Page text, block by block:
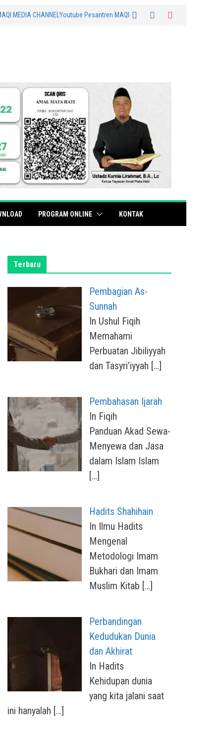
MEDIA CHANNEL Youtube Pesantren MAQI
PROGRAM ONLINE KONTAK
Terbaru
Pembagian As-
Sunnah
In Ushul Fiqih
Memahami
Perbuatan Jibiliyyah
dan Tasyri’iyyah […]
Pembahasan Ijarah
In Fiqih
Panduan Akad Sewa-
Menyewa dan Jasa
dalam Islam Islam
[…]
Hadits Shahihain
In Ilmu Hadits
Mengenal
Metodologi Imam
Bukhari dan Imam
Muslim Kitab […]
Perbandingan
Kedudukan Dunia
dan Akhirat
In Hadits
Kehidupan dunia
yang kita jalani saat
ini hanyalah […]